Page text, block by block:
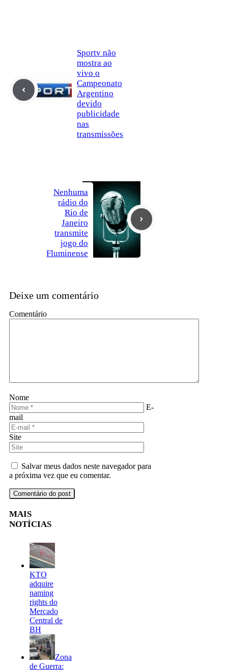
Sportv não
mostra ao
vivo o
Campeonato
Argentino
devido
publicidade
nas
transmissões
Nenhuma
rádio do
Rio de
Janeiro
transmite
jogo do
Fluminense
Deixe um comentário
Comentário
Nome
E-
mail
Site
Salvar meus dados neste navegador para
a próxima vez que eu comentar.
MAIS
NOTÍCIAS
KTO
adquire
naming
rights do
Mercado
Central de
BH
Zona
de Guerra: